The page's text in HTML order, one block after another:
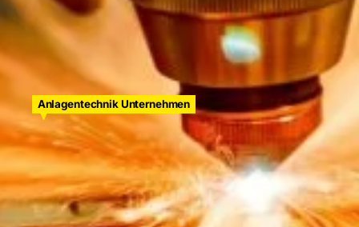
Anlagentechnik Unternehmen